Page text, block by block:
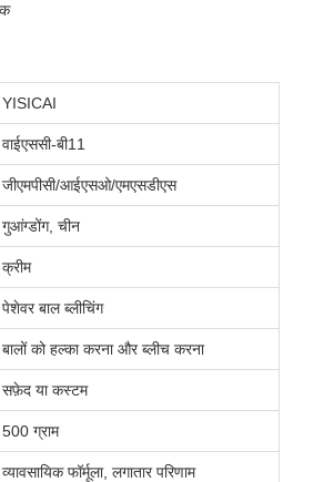
YISICAI
वाईएससी-बी11
जीएमपीसी/आईएसओ/एमएसडीएस
गुआंग्डोंग, चीन
क्रीम
पेशेवर बाल ब्लीचिंग
बालों को हल्का करना और ब्लीच करना
सफ़ेद या कस्टम
500 ग्राम
व्यावसायिक फॉर्मूला, लगातार परिणाम